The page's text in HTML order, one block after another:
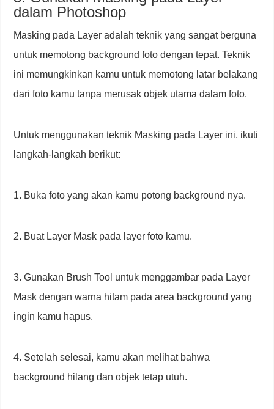
dalam Photoshop
Masking pada Layer adalah teknik yang sangat berguna
untuk memotong background foto dengan tepat. Teknik
ini memungkinkan kamu untuk memotong latar belakang
dari foto kamu tanpa merusak objek utama dalam foto.
Untuk menggunakan teknik Masking pada Layer ini, ikuti
langkah-langkah berikut:
1. Buka foto yang akan kamu potong background nya.
2. Buat Layer Mask pada layer foto kamu.
3. Gunakan Brush Tool untuk menggambar pada Layer
Mask dengan warna hitam pada area background yang
ingin kamu hapus.
4. Setelah selesai, kamu akan melihat bahwa
background hilang dan objek tetap utuh.